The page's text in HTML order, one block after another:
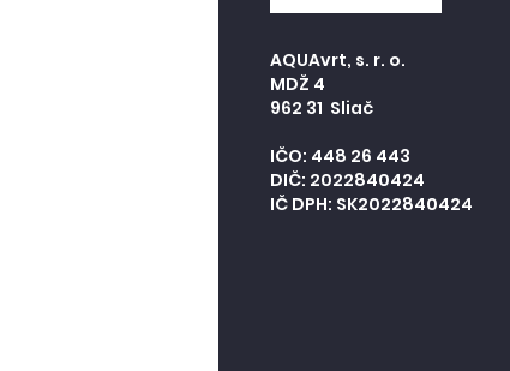
AQUAvrt, s. r. o.
MDŽ 4
962 31 Sliač
IČO: 448 26 443
DIČ: 2022840424
IČ DPH: SK2022840424